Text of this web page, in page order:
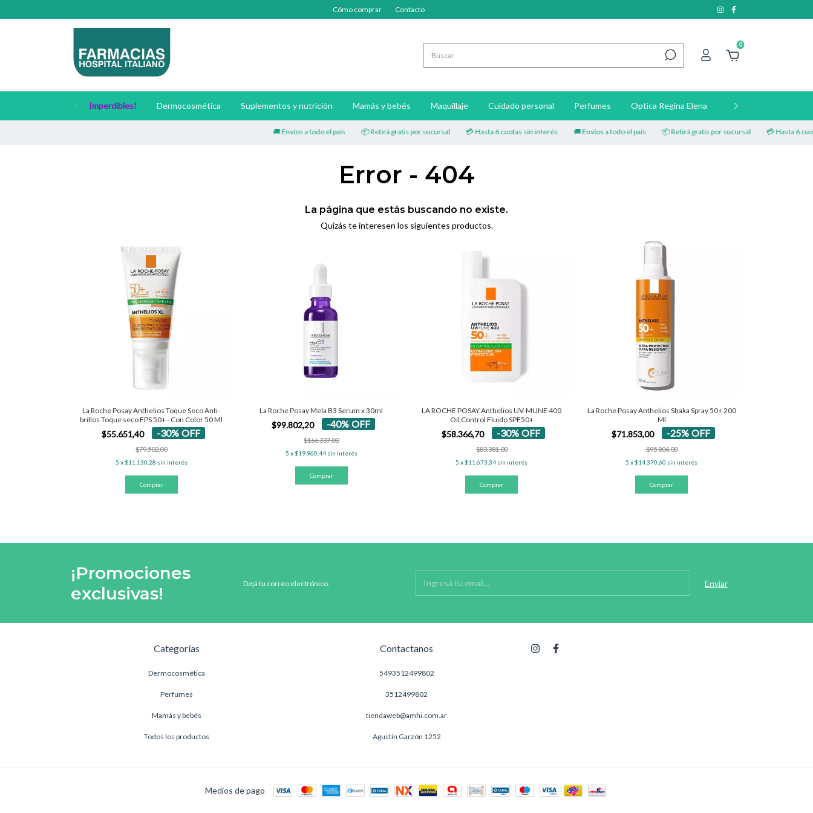
Cómo comprar Contacto
0
Imperdibles! Dermocosmética Suplementos y nutrición Mamás y bebés Maquillaje Cuidado personal Perfumes Optica Regina Elena Contacto
🚚 Envíos a todo el país 📦 Retirá gratis por sucursal 💳 Hasta 6 cuotas sin interés 🚚 Envíos a todo el país 📦 Retirá gratis por sucursal 💳 Hasta 6 cuotas sin
Error - 404
La página que estás buscando no existe.
Quizás te interesen los siguientes productos.
La Roche Posay Anthelios Toque Seco Anti-
brillos Toque seco FPS 50+ - Con Color 50 Ml
$55.651,40 -30% OFF
$79.502,00
5 x $11.130,28 sin interés
La Roche Posay Mela B3 Serum x 30ml
$99.802,20 -40% OFF
$166.337,00
5 x $19.960,44 sin interés
LA ROCHE POSAY Anthelios UV-MUNE 400
Oil Control Fluido SPF50+
$58.366,70 -30%OFF
$83.381,00
5 x $11.673,34 sin interés
La Roche Posay Anthelios Shaka Spray 50+ 200
Ml
$71.853,00 -25%OFF
$95.804,00
5 x $14.370,60 sin interés
¡Promociones
exclusivas!
Dejá tu correo electrónico.
Categorías
Dermocosmética
Perfumes
Mamás y bebés
Todos los productos
Contactanos
5493512499802
3512499802
tiendaweb@amhi.com.ar
Agustín Garzón 1252
Medios de pago